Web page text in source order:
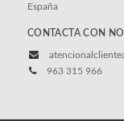
España
CONTACTA CON
963 315 966